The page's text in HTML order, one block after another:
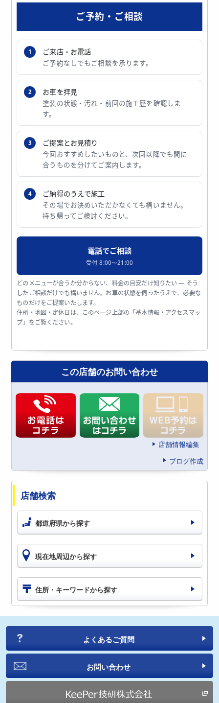
ご予約・ご相談
ご来店・お電話
ご予約なしでもご相談を承ります。
お車を拝見
塗装の状態・汚れ・前回の施工歴を確認しま
す。
ご提案とお見積り
今回おすすめしたいものと、次回以降でも間に
合うものを分けてご案内します。
ご納得のうえで施工
その場でお決めいただかなくても構いません。
持ち帰ってご検討ください。
電話でご相談
受付 8:00〜21:00
どのメニューが合うか分からない、料金の目安だけ知りたい — そう
したご相談だけでも構いません。お車の状態を伺ったうえで、必要な
ものだけをご提案いたします。
住所・地図・定休日は、このページ上部の「基本情報・アクセスマッ
プ」をご覧ください。
この店舗のお問い合わせ
店舗情報編集
ブログ作成
店舗検索
都道府県から探す
現在地周辺から探す
住所・キーワードから探す
よくあるご質問
お問い合わせ